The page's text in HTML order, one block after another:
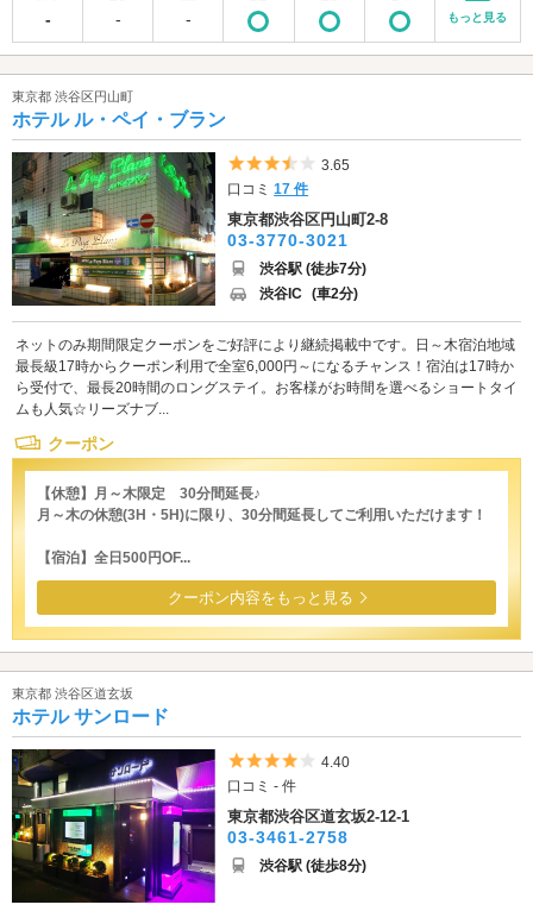
-
-
-
もっと見る
東京都 渋谷区円山町
ホテル ル・ペイ・ブラン
5つ星のうち3.5
3.65
口コミ17 件
東京都渋谷区円山町2-8
03-3770-3021
渋谷駅 (徒歩7分)
渋谷IC (車2分)
ネットのみ期間限定クーポンをご好評により継続掲載中です。日～木宿泊地域
最長級17時からクーポン利用で全室6,000円～になるチャンス！宿泊は17時か
ら受付で、最長20時間のロングステイ。お客様がお時間を選べるショートタイ
ムも人気☆リーズナブ...
クーポン
【休憩】月～木限定 30分間延長♪
月～木の休憩(3H・5H)に限り、30分間延長してご利用いただけます！
【宿泊】全日500円OF...
クーポン内容をもっと見る
東京都 渋谷区道玄坂
ホテル サンロード
5つ星のうち4
4.40
口コミ - 件
東京都渋谷区道玄坂2-12-1
03-3461-2758
渋谷駅 (徒歩8分)